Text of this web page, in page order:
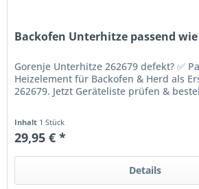
Backofen Unterhitze passend wie
Gorenje Unterhitze 262679 defekt? ✅
Heizelement für Backofen & Herd als
262679. Jetzt Geräteliste prüfen &
Inhalt 1 Stück
29,95 € *
Details